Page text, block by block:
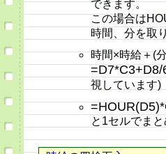
できます。
この場合は
時間、分を取
時間×時給＋(
=D7*C3+D8/
視しています)
と1セルでまと